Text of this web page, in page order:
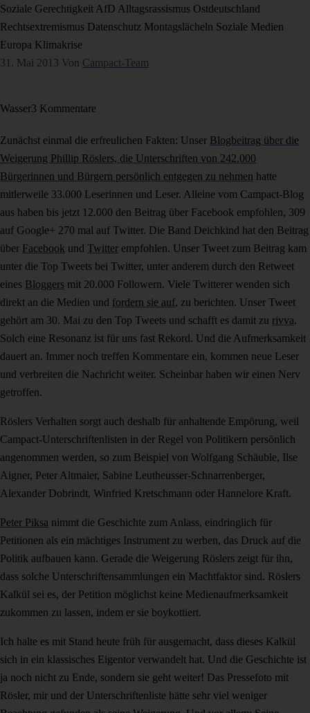
Soziale Gerechtigkeit AfD Alltagsrassismus Ostdeutschland
Rechtsextremismus Datenschutz Montagslächeln Soziale Medien
Europa Klimakrise
31. Mai 2013 Von Campact-Team
Wasser3 Kommentare
Zunächst einmal die erfreulichen Fakten: Unser Blogbeitrag über die
Weigerung Phillip Röslers, die Unterschriften von 242.000
Bürgerinnen und Bürgern persönlich entgegen zu nehmen hatte
mitlerweile 33.000 Leserinnen und Leser. Alleine vom Campact-Blog
aus haben bis jetzt 12.000 den Beitrag über Facebook empfohlen, 309
auf Google+ 270 mal auf Twitter. Die Band Deichkind hat den Beitrag
über Facebook und Twitter empfohlen. Unser Tweet zum Beitrag kam
unter die Top Tweets bei Twitter, unter anderem durch den Retweet
eines Bloggers mit 20.000 Followern. Viele Twitterer wenden sich
direkt an die Medien und fordern sie auf, zu berichten. Unser Tweet
gehört am 30. Mai zu den Top Tweets und schafft es damit zu rivva.
Solch eine Resonanz ist für uns fast Rekord. Und die Aufmerksamkeit
dauert an. Immer noch treffen Kommentare ein, kommen neue Leser
und verbreiten die Nachricht weiter. Scheinbar haben wir einen Nerv
getroffen.
Röslers Verhalten sorgt auch deshalb für anhaltende Empörung, weil
Campact-Unterschriftenlisten in der Regel von Politikern persönlich
angenommen werden, so zum Beispiel von Wolfgang Schäuble, Ilse
Aigner, Peter Altmaier, Sabine Leutheusser-Schnarrenberger,
Alexander Dobrindt, Winfried Kretschmann oder Hannelore Kraft.
Peter Piksa nimmt die Geschichte zum Anlass, eindringlich für
Petitionen als ein mächtiges Instrument zu werben, das Druck auf die
Politik aufbauen kann. Gerade die Weigerung Röslers zeigt für ihn,
dass solche Unterschriftensammlungen ein Machtfaktor sind. Röslers
Kalkül sei es, der Petition möglichst keine Medienaufmerksamkeit
zukommen zu lassen, indem er sie boykottiert.
Ich halte es mit Stand heute früh für ausgemacht, dass dieses Kalkül
sich in ein klassisches Eigentor verwandelt hat. Und die Geschichte ist
ja noch nicht zu Ende, sondern sie geht weiter! Das Pressefoto mit
Rösler, mir und der Unterschriftenliste hätte sehr viel weniger